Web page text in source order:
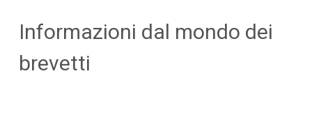
Informazioni dal mondo dei
brevetti